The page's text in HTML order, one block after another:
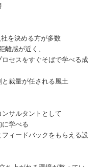
社を決める方が多数
離感が近く、
セスをすぐそばで学べる成
と裁量が任される風土
ンサルタントとして
学べる
ィードバックをもらえる設